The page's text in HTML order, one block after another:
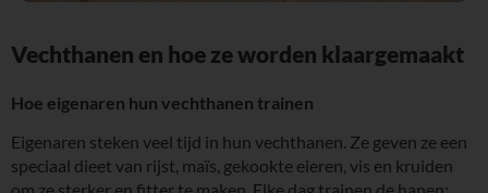
Vechthanen en hoe ze worden klaargemaakt
Hoe eigenaren hun vechthanen trainen
Eigenaren steken veel tijd in hun vechthanen. Ze geven ze een
speciaal dieet van rijst, maïs, gekookte eieren, vis en kruiden